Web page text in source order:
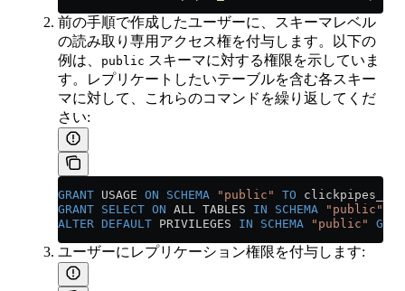
前の手順で作成したユーザーに、スキーマレベル
の読み取り専用アクセス権を付与します。以下の
例は、
public スキーマに対する権限を示していま
す。レプリケートしたいテーブルを含む各スキー
マに対して、これらのコマンドを繰り返してくだ
さい:
GRANT USAGE ON SCHEMA "public" TO
GRANT SELECT ON ALL TABLES IN SCHEMA "public"
ALTER DEFAULT PRIVILEGES IN SCHEMA "public"
ユーザーにレプリケーション権限を付与します: